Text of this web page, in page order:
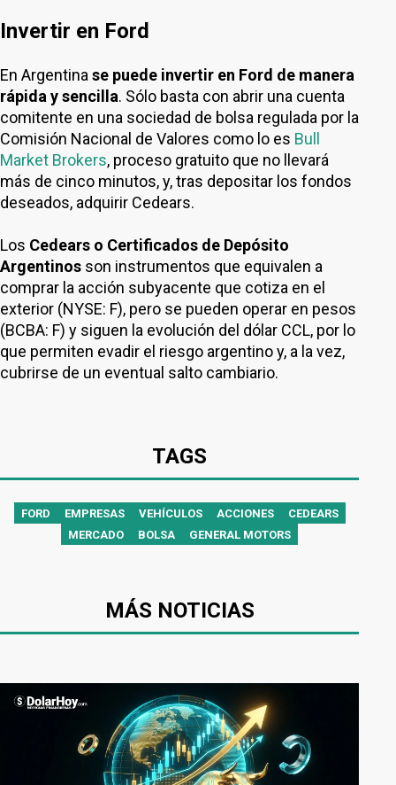
Invertir en Ford
En Argentina se puede invertir en Ford de manera
rápida y sencilla. Sólo basta con abrir una cuenta
comitente en una sociedad de bolsa regulada por la
Comisión Nacional de Valores como lo es Bull
Market Brokers, proceso gratuito que no llevará
más de cinco minutos, y, tras depositar los fondos
deseados, adquirir Cedears.
Los Cedears o Certificados de Depósito
Argentinos son instrumentos que equivalen a
comprar la acción subyacente que cotiza en el
exterior (NYSE: F), pero se pueden operar en pesos
(BCBA: F) y siguen la evolución del dólar CCL, por lo
que permiten evadir el riesgo argentino y, a la vez,
cubrirse de un eventual salto cambiario.
TAGS
FORD EMPRESAS VEHÍCULOS ACCIONES
CEDEARS
MERCADO
BOLSA GENERAL MOTORS
MÁS NOTICIAS